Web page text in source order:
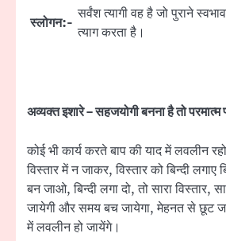
स्लोगन:-
सर्वंश त्यागी वह है जो पुराने
त्याग करता है।
अव्यक्त इशारे – सहजयोगी बनना है तो परमात्म
कोई भी कार्य करते बाप की याद में लवलीन
विस्तार में न जाकर, विस्तार को बिन्दी लगाए
बन जाओ, बिन्दी लगा दो, तो सारा विस्तार,
जायेगी और समय बच जायेगा, मेहनत से छूट
में लवलीन हो जायेंगे।